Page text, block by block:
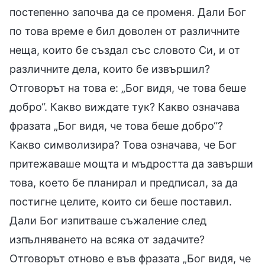
постепенно започва да се променя. Дали Бог
по това време е бил доволен от различните
неща, които бе създал със словото Си, и от
различните дела, които бе извършил?
Отговорът на това е: „Бог видя, че това беше
добро“. Какво виждате тук? Какво означава
фразата „Бог видя, че това беше добро“?
Какво символизира? Това означава, че Бог
притежаваше мощта и мъдростта да завърши
това, което бе планирал и предписал, за да
постигне целите, които си беше поставил.
Дали Бог изпитваше съжаление след
изпълняването на всяка от задачите?
Отговорът отново е във фразата „Бог видя, че